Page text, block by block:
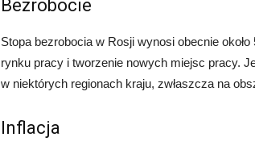
Bezrobocie
Stopa bezrobocia w Rosji wynosi obecnie
rynku pracy i tworzenie nowych miejsc pracy.
w niektórych regionach kraju, zwłaszcza na
Inflacja